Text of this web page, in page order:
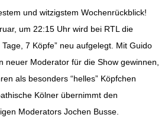
und witzigstem Wochenrückblick!
um 22:15 Uhr wird bei RTL die
7 Köpfe” neu aufgelegt. Mit Guido
neuer Moderator für die Show gewinnen,
als besonders “helles” Köpfchen
Kölner übernimmt den
Moderators Jochen Busse.